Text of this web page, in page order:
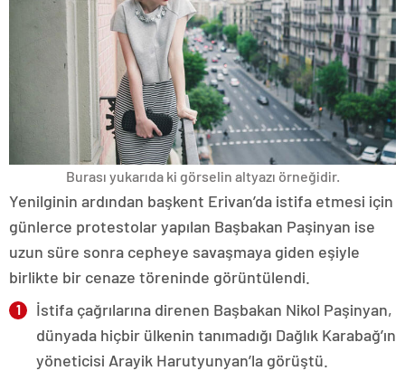
Burası yukarıda ki görselin altyazı örneğidir.
Yenilginin ardından başkent Erivan’da istifa etmesi için
günlerce protestolar yapılan Başbakan Paşinyan ise
uzun süre sonra cepheye savaşmaya giden eşiyle
birlikte bir cenaze töreninde görüntülendi.
İstifa çağrılarına direnen Başbakan Nikol Paşinyan,
dünyada hiçbir ülkenin tanımadığı Dağlık Karabağ’ın
yöneticisi Arayik Harutyunyan’la görüştü.